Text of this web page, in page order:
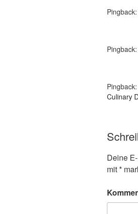
Pingback:
Pingback:
Pingback:
Culinary
Deine
mit*